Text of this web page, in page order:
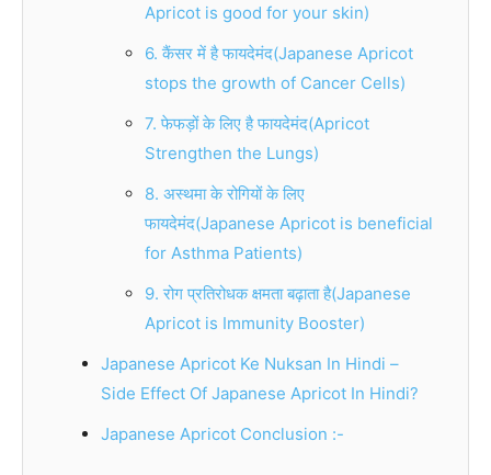
Apricot is good for your skin)
6. कैंसर में है फायदेमंद(Japanese Apricot
stops the growth of Cancer Cells)
7. फेफड़ों के लिए है फायदेमंद(Apricot
Strengthen the Lungs)
8. अस्थमा के रोगियों के लिए
फायदेमंद(Japanese Apricot is beneficial
for Asthma Patients)
9. रोग प्रतिरोधक क्षमता बढ़ाता है(Japanese
Apricot is Immunity Booster)
Japanese Apricot Ke Nuksan In Hindi –
Side Effect Of Japanese Apricot In Hindi?
Japanese Apricot Conclusion :-